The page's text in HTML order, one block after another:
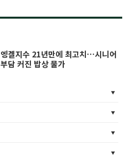
엥겔지수 21년만에 최고치…시니어
부담 커진 밥상 물가